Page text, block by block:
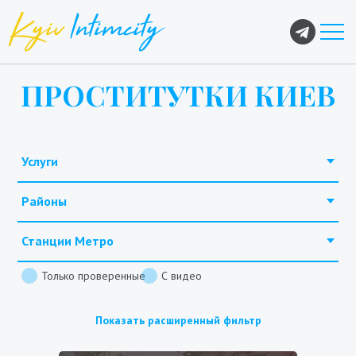
ПРОСТИТУТКИ КИЕВ
Услуги
Районы
Станции Метро
Только проверенные С видео
Показать расширенный фильтр